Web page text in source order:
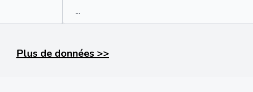
...
Plus de données >>